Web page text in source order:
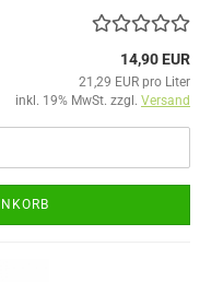
14,90 EUR
21,29 EUR pro Liter
inkl. 19% MwSt. zzgl. Versand